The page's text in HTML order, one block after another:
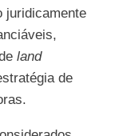
juridicamente
land
de